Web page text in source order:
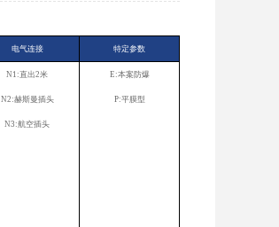
电气连接 特定参数
N1:直出2米
N2:赫斯曼插头
N3:航空插头
E:本案防爆
P:平膜型